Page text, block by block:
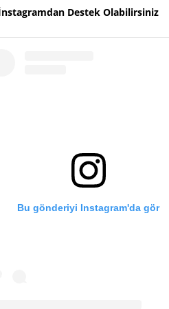
Destek Olabilirsiniz
Bu gönderiyi Instagram'da gör